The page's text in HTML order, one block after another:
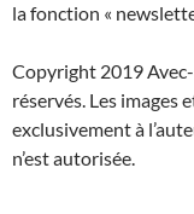
la fonction «
Copyright 2019
réservés. Les
exclusivement à
n’est autorisée.